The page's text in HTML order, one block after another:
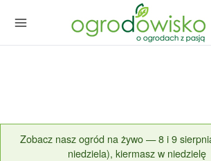
Zobacz nasz ogród na żywo — 8 i 9
niedziela), kiermasz w niedzielę